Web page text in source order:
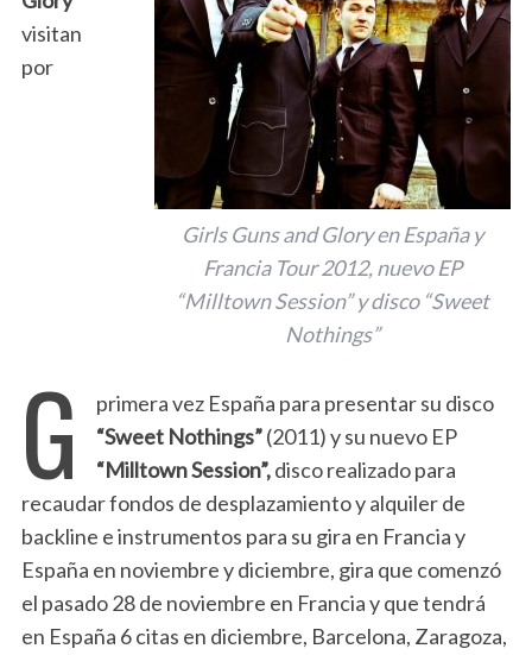
Girls Guns and Glory en España y
Francia Tour 2012, nuevo EP
“Milltown Session” y disco “Sweet
Nothings”
G
visitan
por
primera vez España para presentar su disco
“Sweet Nothings”(2011) y su nuevo EP
“Milltown Session”,disco realizado para
recaudar fondos de desplazamiento y alquiler de
backline e instrumentos para su gira en Francia y
España en noviembre y diciembre, gira que comenzó
el pasado 28 de noviembre en Francia y que tendrá
en España 6 citas en diciembre, Barcelona, Zaragoza,